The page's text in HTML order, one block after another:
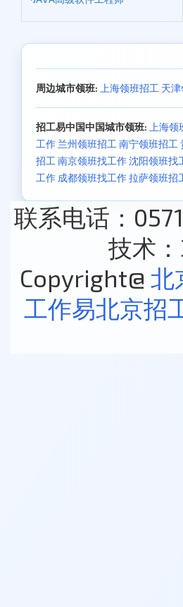
周边城市领班: 上海领班招工 天
招工易中国中国城市领班: 上海领
工作 兰州领班招工 南宁领班招工
招工 南京领班找工作沈阳领班找
工作 成都领班找工作拉萨领班招
联系电话：
技术
Copyright@ 北
工作易北京招